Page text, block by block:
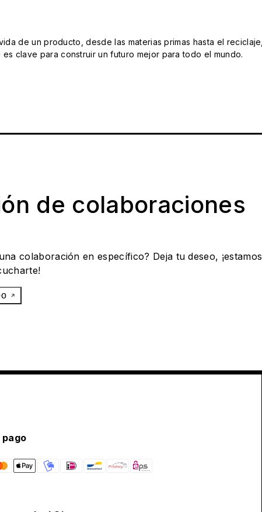
de un producto, desde las materias primas hasta el
clave para construir un futuro mejor para todo el mundo.
de colaboraciones
colaboración en específico? Deja tu deseo, ¡estamos
pago